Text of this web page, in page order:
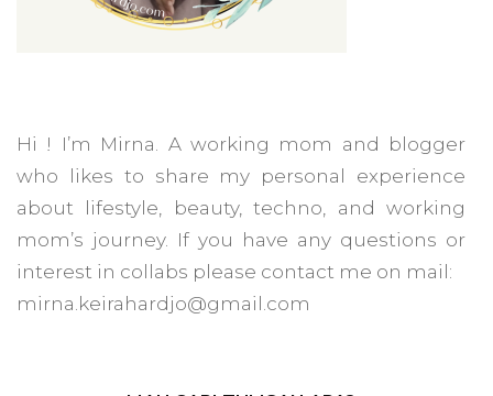
Hi ! I’m Mirna. A working mom and blogger
who likes to share my personal experience
about lifestyle, beauty, techno, and working
mom’s journey. If you have any questions or
interest in collabs please contact me on mail:
mirna.keirahardjo@gmail.com